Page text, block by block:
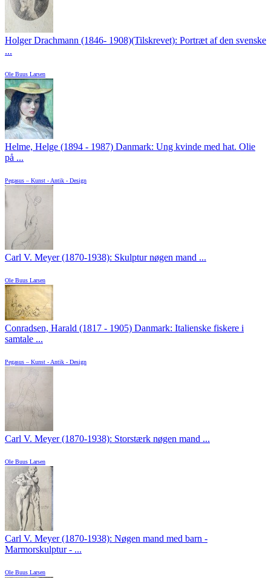
Holger Drachmann (1846- 1908)(Tilskrevet): Portræt af den svenske
...
Ole Buus Larsen
Helme, Helge (1894 - 1987) Danmark: Ung kvinde med hat. Olie
på ...
Pegasus – Kunst - Antik - Design
Carl V. Meyer (1870-1938): Skulptur nøgen mand ...
Ole Buus Larsen
Conradsen, Harald (1817 - 1905) Danmark: Italienske fiskere i
samtale ...
Pegasus – Kunst - Antik - Design
Carl V. Meyer (1870-1938): Storstærk nøgen mand ...
Ole Buus Larsen
Carl V. Meyer (1870-1938): Nøgen mand med barn -
Marmorskulptur - ...
Ole Buus Larsen